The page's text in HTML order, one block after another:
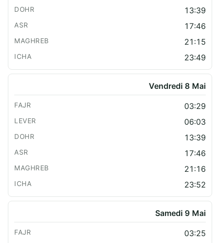
13:39
17:46
21:15
23:49
Vendredi 8 Mai
03:29
06:03
13:39
17:46
21:16
23:52
Samedi 9 Mai
03:25